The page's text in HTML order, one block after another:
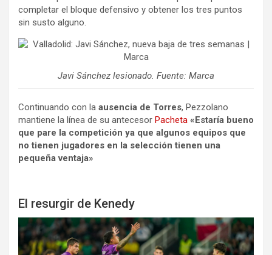
completar el bloque defensivo y obtener los tres puntos
sin susto alguno.
Javi Sánchez lesionado. Fuente: Marca
Continuando con la ausencia de Torres, Pezzolano
mantiene la línea de su antecesor Pacheta «Estaría bueno
que pare la competición ya que algunos equipos que
no tienen jugadores en la selección tienen una
pequeña ventaja»
El resurgir de Kenedy